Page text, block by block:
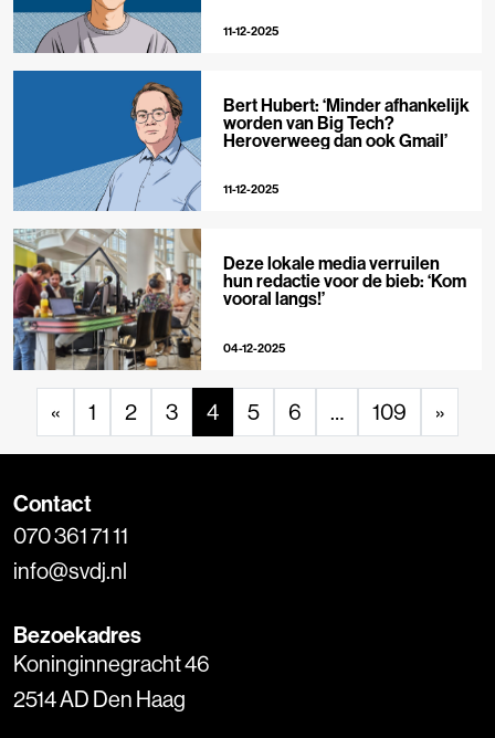
11-12-2025
Bert Hubert: ‘Minder afhankelijk
worden van Big Tech?
Heroverweeg dan ook Gmail’
11-12-2025
Deze lokale media verruilen
hun redactie voor de bieb: ‘Kom
vooral langs!’
04-12-2025
« 1 2 3 4 5 6 … 109 »
Contact
070 361 71 11
info@svdj.nl
Bezoekadres
Koninginnegracht 46
2514 AD Den Haag